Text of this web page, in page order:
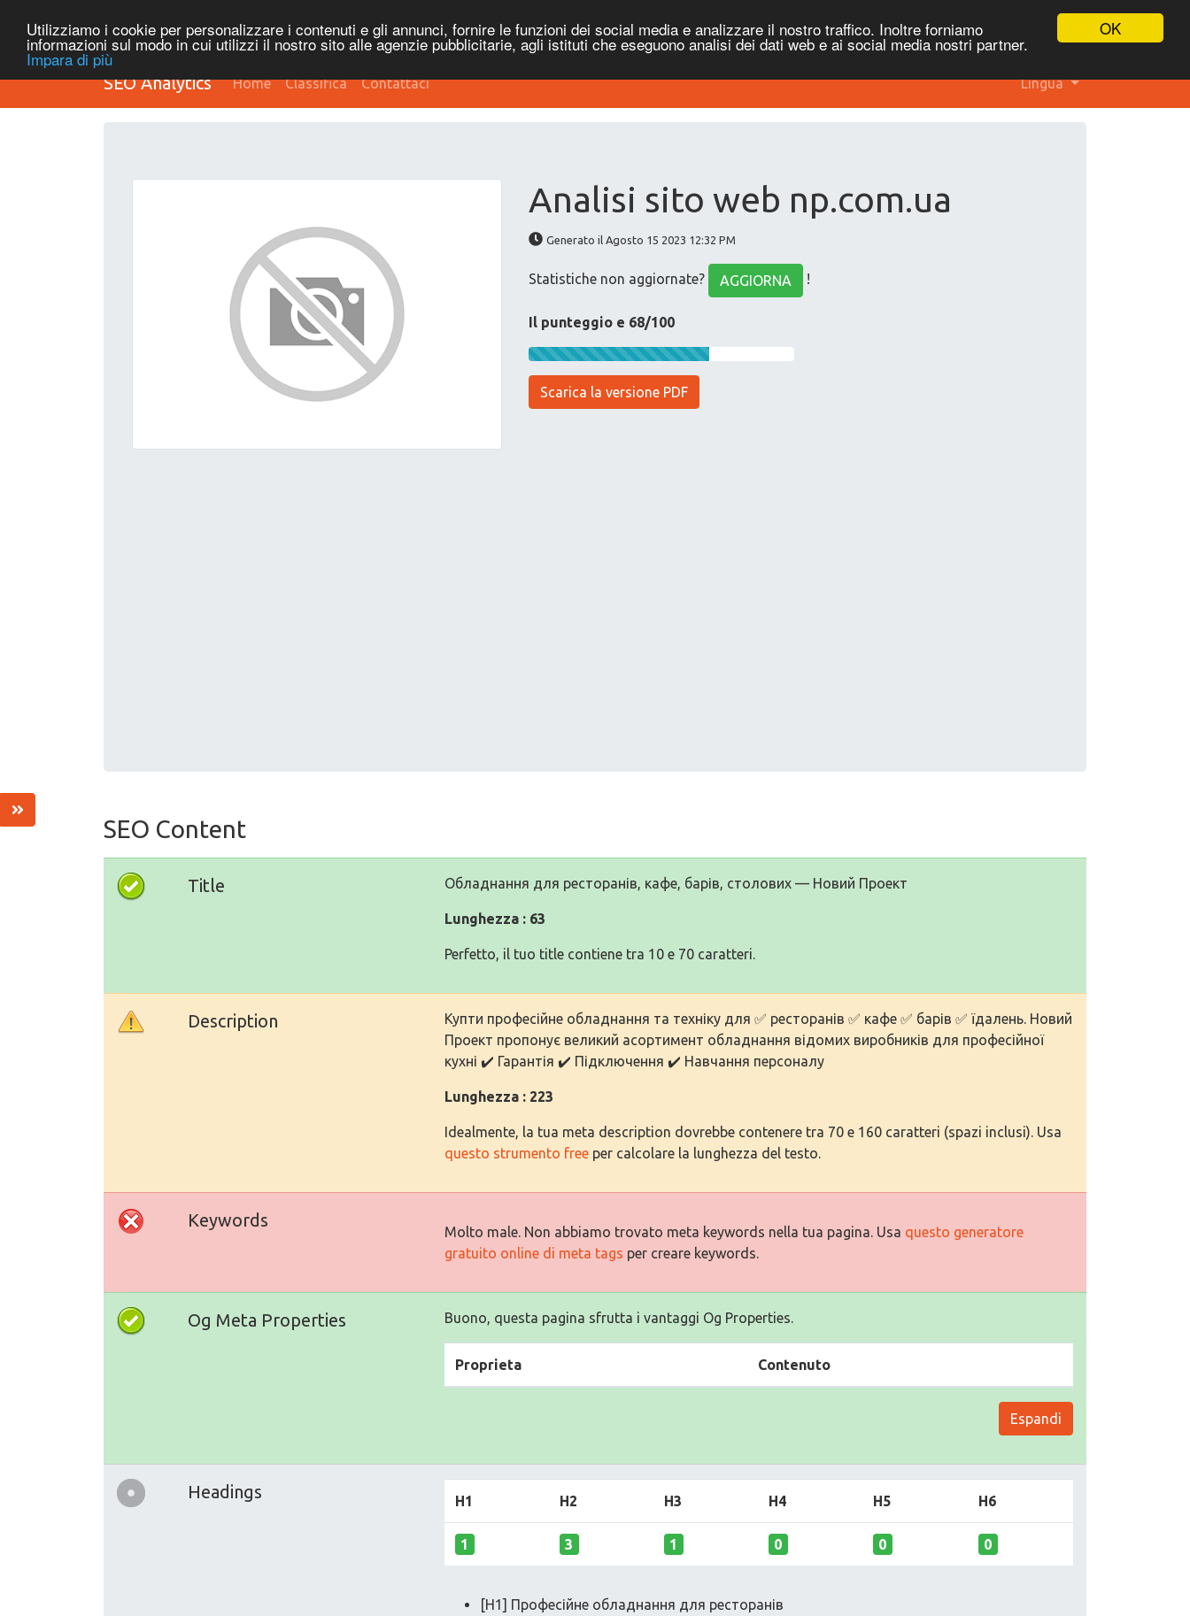
OK
Utilizziamo i cookie per personalizzare i contenuti e gli annunci, fornire le funzioni dei social media e analizzare il nostro traffico. Inoltre forniamo
informazioni sul modo in cui utilizzi il nostro sito alle agenzie pubblicitarie, agli istituti che eseguono analisi dei dati web e ai social media nostri partner.
Impara di più
SEO Analytics Home Classifica Contattaci Lingua
Analisi sito web np.com.ua
Generato il Agosto 15 2023 12:32 PM
Statistiche non aggiornate? AGGIORNA !
Il punteggio e 68/100
Scarica la versione PDF
SEO Content
Title Обладнання для ресторанів, кафе, барів, столових — Новий Проект
Lunghezza : 63
Perfetto, il tuo title contiene tra 10 e 70 caratteri.
Description
Купти професійне обладнання та техніку для ✅ ресторанів ✅ кафе ✅ барів ✅ їдалень. Новий
Проект пропонує великий асортимент обладнання відомих виробників для професійної
кухні ✔️ Гарантія ✔️ Підключення ✔️ Навчання персоналу
Lunghezza : 223
Idealmente, la tua meta description dovrebbe contenere tra 70 e 160 caratteri (spazi inclusi). Usa
questo strumento free per calcolare la lunghezza del testo.
Keywords
Molto male. Non abbiamo trovato meta keywords nella tua pagina. Usa questo generatore
gratuito online di meta tags per creare keywords.
Og Meta Properties Buono, questa pagina sfrutta i vantaggi Og Properties.
Proprieta Contenuto
Espandi
Headings H1 H2 H3 H4 H5 H6
1 3 1 0 0 0
[H1] Професійне обладнання для ресторанів